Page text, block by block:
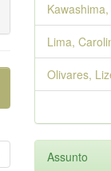
Lima,
Olivares,
Assunto